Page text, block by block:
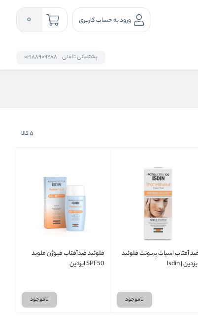
ورود به حساب کاربری 0
پشتیبانی تلفنی 02188909288
5کالا
آفتاب اسپات پریونت فلوئید
ایزدین | Isdin
ناموجود
فلوئید ضدآفتاب فیوژن فلوید
SPF50 ایزدین
ناموجود